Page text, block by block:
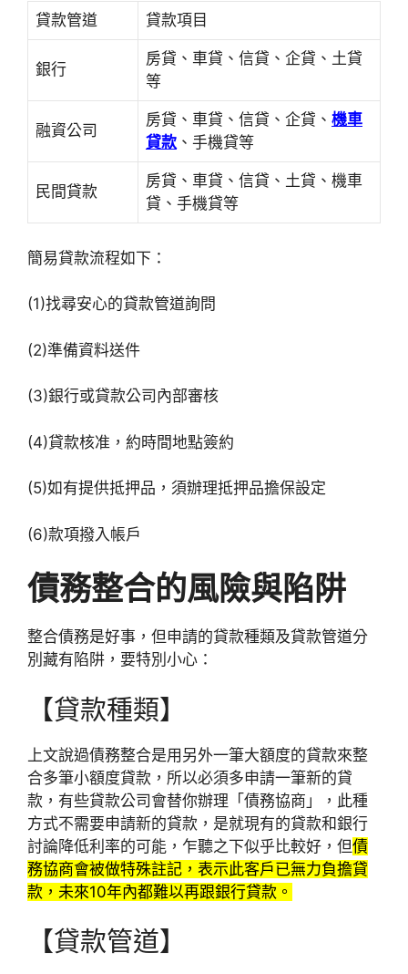
貸款管道 貸款項目
銀行
房貸、車貸、信貸、企貸、土貸
等
融資公司
房貸、車貸、信貸、企貸、 機車
貸款 、手機貸等
民間貸款
房貸、車貸、信貸、土貸、機車
貸、手機貸等
簡易貸款流程如下：
(1)找尋安心的貸款管道詢問
(2)準備資料送件
(3)銀行或貸款公司內部審核
(4)貸款核准，約時間地點簽約
(5)如有提供抵押品，須辦理抵押品擔保設定
(6)款項撥入帳戶
債務整合的風險與陷阱
整合債務是好事，但申請的貸款種類及貸款管道分
別藏有陷阱，要特別小心：
【貸款種類】
上文說過債務整合是用另外一筆大額度的貸款來整
合多筆小額度貸款，所以必須多申請一筆新的貸
款，有些貸款公司會替你辦理「債務協商」，此種
方式不需要申請新的貸款，是就現有的貸款和銀行
討論降低利率的可能，乍聽之下似乎比較好，但債
務協商會被做特殊註記，表示此客戶已無力負擔貸
款，未來10年內都難以再跟銀行貸款。
【貸款管道】